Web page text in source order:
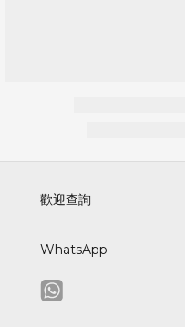
歡迎查詢
WhatsApp